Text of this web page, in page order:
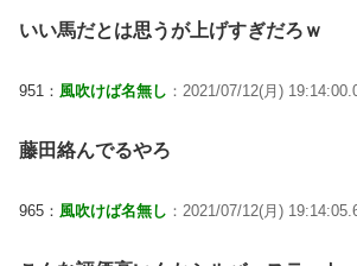
いい馬だとは思うが上げすぎだろｗ
951： 風吹けば名無し ：2021/07/12(月)
藤田絡んでるやろ
965： 風吹けば名無し ：2021/07/12(月)